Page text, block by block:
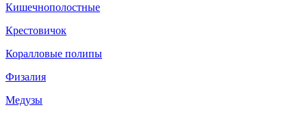
Кишечнополостные
Крестовичок
Коралловые полипы
Физалия
Медузы